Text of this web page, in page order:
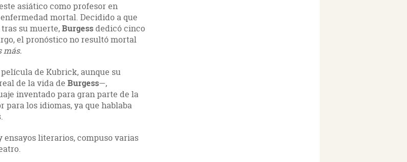
asiático como profesor en
mortal. Decidido a que
su muerte,Burgessdedicó cinco
el pronóstico no resultó mortal
más.
de Kubrick, aunque su
de la vida de Burgess—,
inventado para gran parte de la
los idiomas, ya que hablaba
literarios, compuso varias